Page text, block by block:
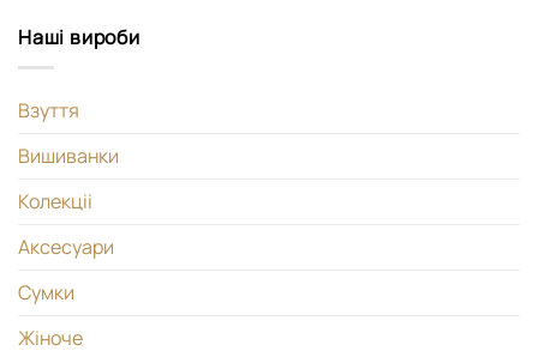
Наші вироби
Взуття
Вишиванки
Колекціі
Аксесуари
Сумки
Жіноче